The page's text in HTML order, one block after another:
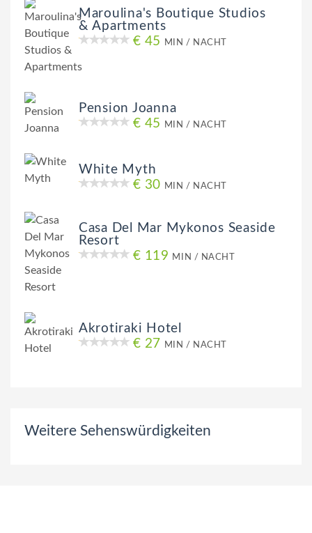
Maroulina's Boutique Studios
& Apartments
€ 45
MIN / NACHT
Pension Joanna
€ 45
MIN / NACHT
White Myth
€ 30 MIN / NACHT
Casa Del Mar Mykonos Seaside
Resort
€ 119 MIN / NACHT
Akrotiraki Hotel
€ 27
MIN / NACHT
Weitere Sehenswürdigkeiten